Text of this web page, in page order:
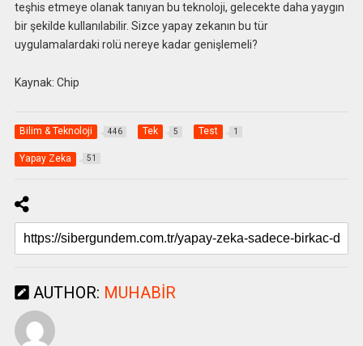
teşhis etmeye olanak tanıyan bu teknoloji, gelecekte daha yaygın
bir şekilde kullanılabilir. Sizce yapay zekanın bu tür
uygulamalardaki rolü nereye kadar genişlemeli?
Kaynak: Chip
Bilim & Teknoloji 446 Tek 5 Test 1
Yapay Zeka 51
AUTHOR: MUHABIR